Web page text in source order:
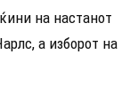
на настанот
а изборот на